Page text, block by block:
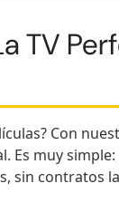
TV
Con
Es muy
sin contratos